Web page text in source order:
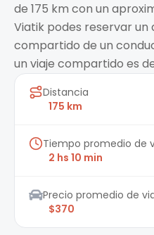
de 175 km con un
Viatik podes reservar un
compartido de un
un viaje compartido es
Distancia
175 km
Tiempo promedio de
2 hs 10 min
Precio promedio de
$370